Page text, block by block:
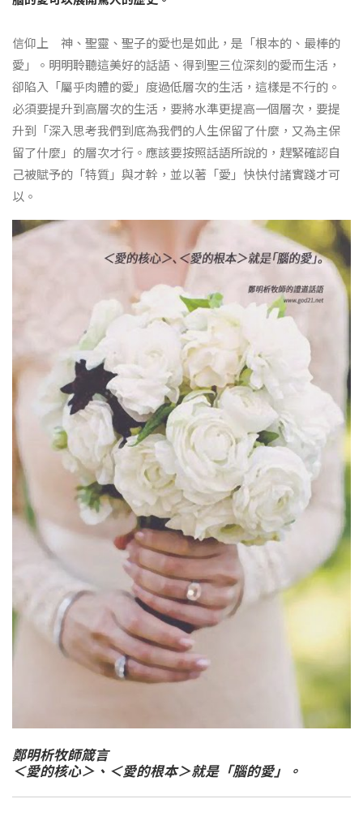
信仰上 神、聖靈、聖子的愛也是如此，是「根本的、最棒的
愛」。明明聆聽這美好的話語、得到聖三位深刻的愛而生活，
卻陷入「屬乎肉體的愛」度過低層次的生活，這樣是不行的。
必須要提升到高層次的生活，要將水準更提高一個層次，要提
升到「深入思考我們到底為我們的人生保留了什麼，又為主保
留了什麼」的層次才行。應該要按照話語所說的，趕緊確認自
己被賦予的「特質」與才幹，並以著「愛」快快付諸實踐才可
以。
鄭明析牧師箴言
＜愛的核心＞、＜愛的根本＞就是「腦的愛」。